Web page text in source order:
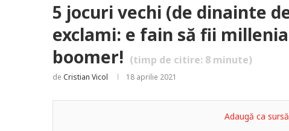
5 jocuri vechi (de dinainte
exclami: e fain să fii
boomer! (timp de citire: 8 minute)
de Cristian Vicol 18 aprilie 2021
Adaugă ca